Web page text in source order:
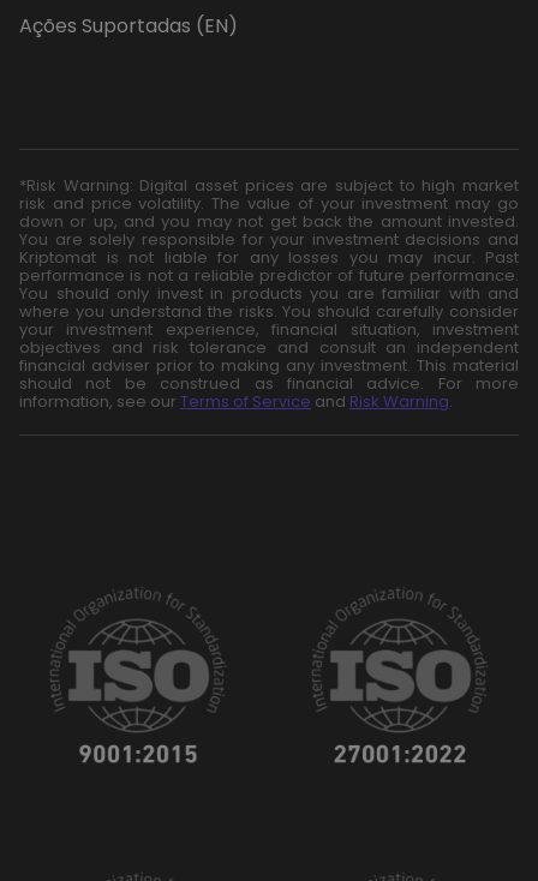
Ações Suportadas (EN)
*Risk Warning: Digital asset prices are subject to high market
risk and price volatility. The value of your investment may go
down or up, and you may not get back the amount invested.
You are solely responsible for your investment decisions and
Kriptomat is not liable for any losses you may incur. Past
performance is not a reliable predictor of future performance.
You should only invest in products you are familiar with and
where you understand the risks. You should carefully consider
your investment experience, financial situation, investment
objectives and risk tolerance and consult an independent
financial adviser prior to making any investment. This material
should not be construed as financial advice. For more
information, see our Terms of Service and Risk Warning.